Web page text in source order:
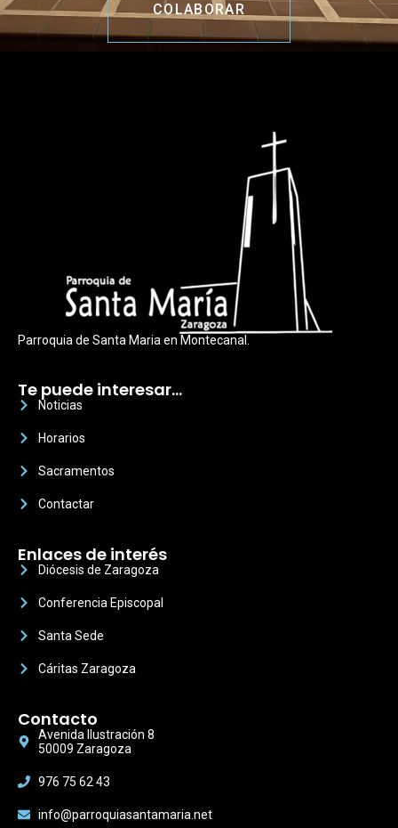
COLABORAR
Parroquia de Santa Maria en Montecanal.
Te puede interesar…
Noticias
Horarios
Sacramentos
Contactar
Enlaces de interés
Diócesis de Zaragoza
Conferencia Episcopal
Santa Sede
Cáritas Zaragoza
Contacto
Avenida Ilustración 8
50009 Zaragoza
976 75 62 43
info@parroquiasantamaria.net